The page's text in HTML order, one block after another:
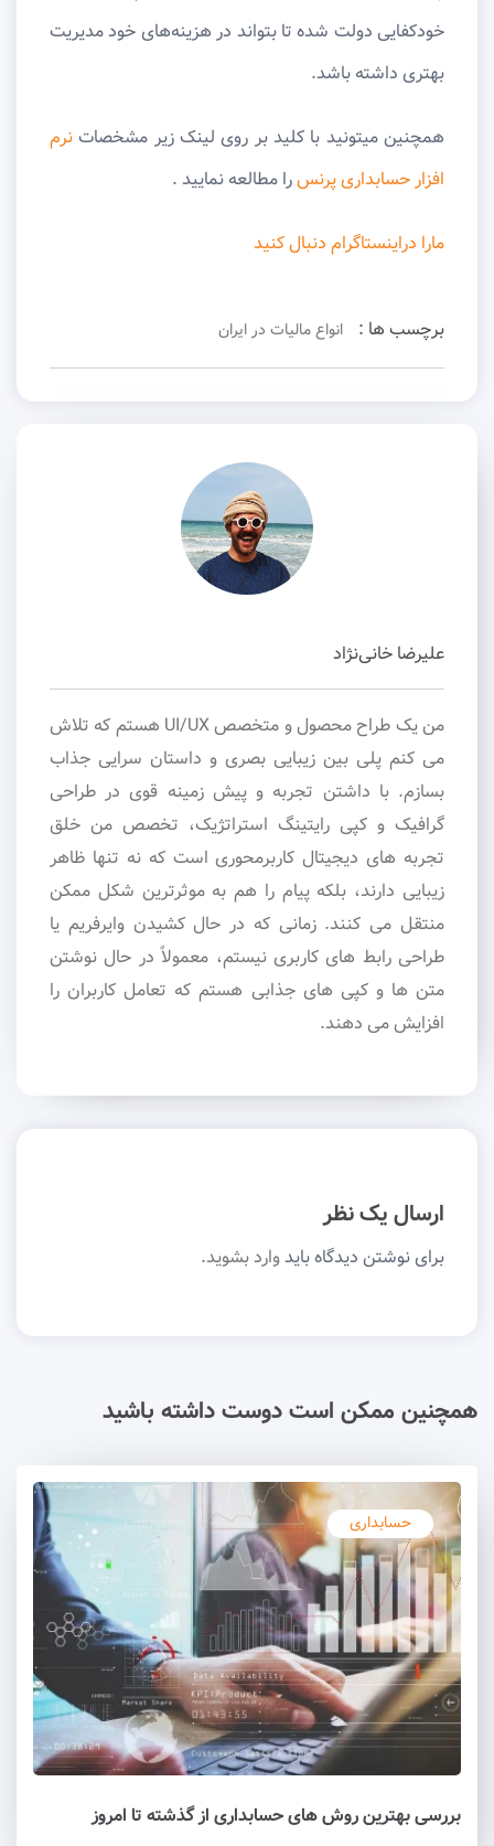
خودکفایی دولت شده تا بتواند در هزینه‌های خود مدیریت
بهتری داشته باشد.
همچنین میتونید با کلید بر روی لینک زیر مشخصات نرم
افزار حسابداری پرنسرا مطالعه نمایید .
مارا دراینستاگرام دنبال کنید
برچسب ها : انواع مالیات در ایران
علیرضا خانی‌نژاد
من یک طراح محصول و متخصص UI/UX هستم که تلاش
می کنم پلی بین زیبایی بصری و داستان سرایی جذاب
بسازم. با داشتن تجربه و پیش زمینه قوی در طراحی
گرافیک و کپی رایتینگ استراتژیک، تخصص من خلق
تجربه های دیجیتال کاربرمحوری است که نه تنها ظاهر
زیبایی دارند، بلکه پیام را هم به موثرترین شکل ممکن
منتقل می کنند. زمانی که در حال کشیدن وایرفریم یا
طراحی رابط های کاربری نیستم، معمولاً در حال نوشتن
متن ها و کپی های جذابی هستم که تعامل کاربران را
افزایش می دهند.
ارسال یک نظر
برای نوشتن دیدگاه بایدوارد بشوید.
همچنین ممکن است دوست داشته باشید
حسابداری
بررسی‌ بهترین روش‌ های حسابداری از گذشته تا امروز